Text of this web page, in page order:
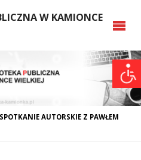
W KAMIONCE
SPOTKANIE AUTORSKIE Z PAWŁEM